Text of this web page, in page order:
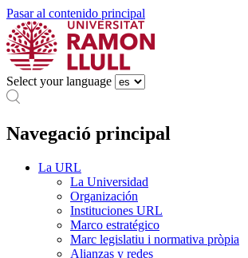
Pasar al contenido principal
Select your language
Navegació principal
La URL
La Universidad
Organización
Instituciones URL
Marco estratégico
Marc legislatiu i normativa pròpia
Alianzas y redes